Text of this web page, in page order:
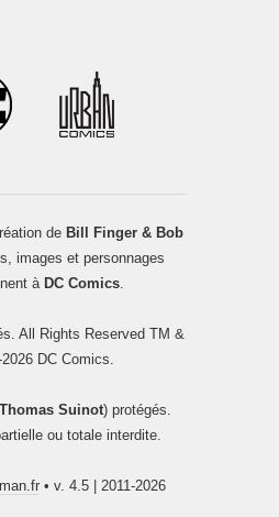
de Bill Finger & Bob
images et personnages
à DC Comics.
All Rights Reserved TM &
DC Comics.
Thomas Suinot) protégés.
ou totale interdite.
• v. 4.5 | 2011-2026